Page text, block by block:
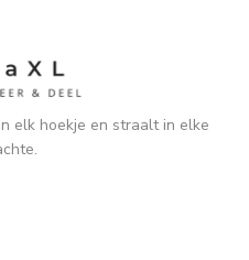
elk hoekje en straalt in elke